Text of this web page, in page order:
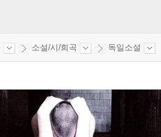
소설/시/희곡 독일소설